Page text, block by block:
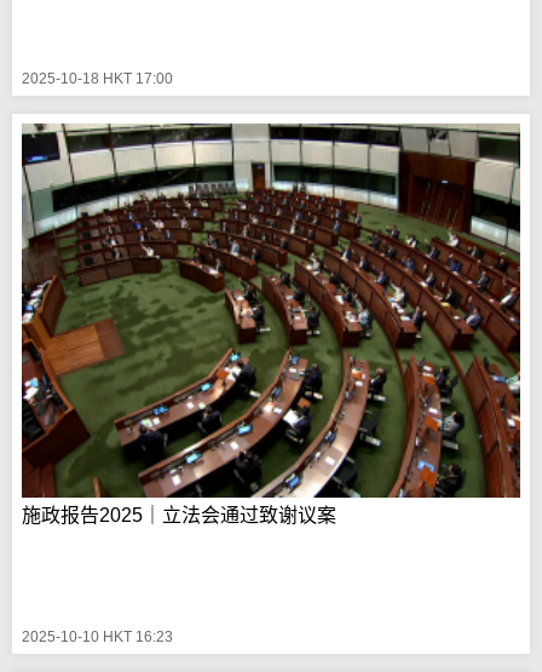
2025-10-18 HKT 17:00
施政报告2025｜立法会通过致谢议案
2025-10-10 HKT 16:23